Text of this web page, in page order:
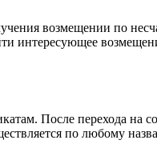
возмещении по
интересующее
После перехода на
по любому